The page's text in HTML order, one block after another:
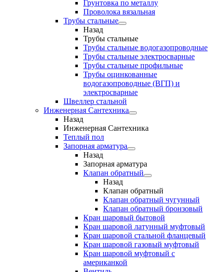
Грунтовка по металлу
Проволока вязальная
Трубы стальные
Назад
Трубы стальные
Трубы стальные водогазопроводные
Трубы стальные электросварные
Трубы стальные профильные
Трубы оцинкованные
водогазопроводные (ВГП) и
электросварные
Швеллер стальной
Инженерная Сантехника
Назад
Инженерная Сантехника
Теплый пол
Запорная арматура
Назад
Запорная арматура
Клапан обратный
Назад
Клапан обратный
Клапан обратный чугунный
Клапан обратный бронзовый
Кран шаровый бытовой
Кран шаровой латунный муфтовый
Кран шаровой стальной фланцевый
Кран шаровой газовый муфтовый
Кран шаровой муфтовый с
американкой